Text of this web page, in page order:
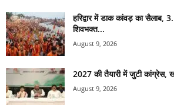
हरिद्वार में डाक कांवड़ का सैलाब,
शिवभक्त...
August 9, 2026
2027 की तैयारी में जुटी
August 9, 2026